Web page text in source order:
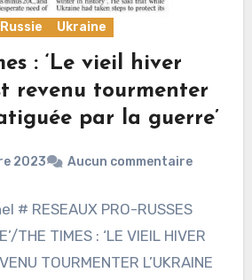
Russie Ukraine
: ‘Le vieil hiver
revenu tourmenter
par la guerre’
2023 Aucun commentaire
# RESEAUX PRO-RUSSES
THE TIMES : ‘LE VIEIL HIVER
TOURMENTER L’UKRAINE